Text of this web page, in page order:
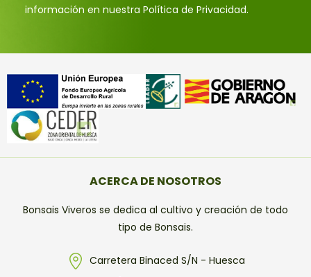
información en nuestra Política de Privacidad.
ACERCA DE NOSOTROS
Bonsais Viveros se dedica al cultivo y creación de todo
tipo de Bonsais.
Carretera Binaced S/N - Huesca